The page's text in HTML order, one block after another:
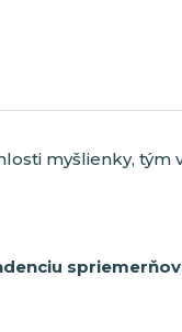
myšlienky, tým